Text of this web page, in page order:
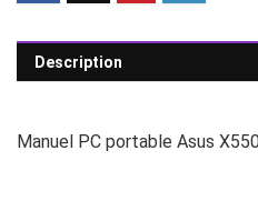
Description
Manuel PC portable Asus